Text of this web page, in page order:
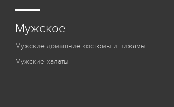
Мужское
Мужские домашние костюмы и пижамы
Мужские халаты